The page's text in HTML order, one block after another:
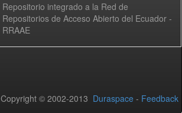
Repositorio integrado a la Red de
Repositorios de Acceso Abierto del Ecuador -
RRAAE
Copyright © 2002-2013 Duraspace - Feedback